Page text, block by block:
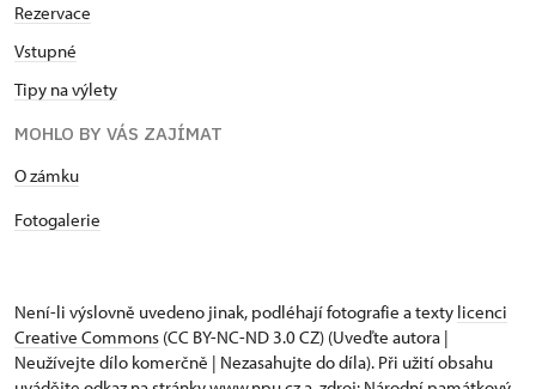
Rezervace
Vstupné
Tipy na výlety
MOHLO BY VÁS ZAJÍMAT
O zámku
Fotogalerie
Není-li výslovně uvedeno jinak, podléhají fotografie a texty licenci
Creative Commons (CC BY-NC-ND 3.0 CZ) (Uveďte autora |
Neužívejte dílo komerčně | Nezasahujte do díla). Při užití obsahu